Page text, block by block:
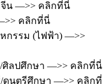
จีน —>> คลิกที่นี่
คลิกที่นี่
กรรม (ไฟฟ้า) —>>
ศิลปศึกษา —>> คลิกที่นี่
ดนตรีศึกษา —>> คลิกที่